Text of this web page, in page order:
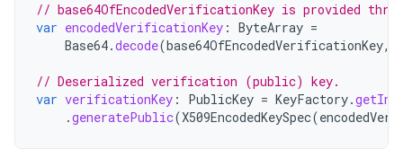
// base64OfEncodedVerificationKey is provided
var encodedVerificationKey : ByteArray =
Base64.decode(base64OfEncodedVerificationKey,
// Deserialized verification (public) key.
var verificationKey : PublicKey = KeyFactory.
.generatePublic(X509EncodedKeySpec(